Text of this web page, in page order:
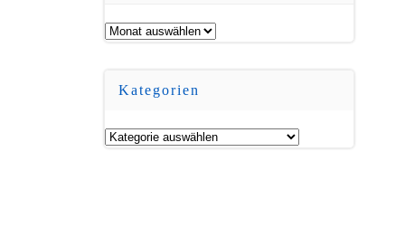
Archiv
Kategorien
Kategorien